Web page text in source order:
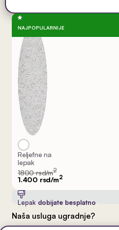
NAJPOPULARNIJE
Reljefne na
lepak
1800 rsd/m2
1.400 rsd/m2
Lepak dobijate besplatno
Naša usluga ugradnje?